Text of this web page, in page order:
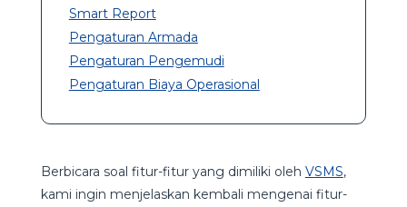
Smart Report
Pengaturan Armada
Pengaturan Pengemudi
Pengaturan Biaya Operasional
Berbicara soal fitur-fitur yang dimiliki oleh VSMS,
kami ingin menjelaskan kembali mengenai fitur-